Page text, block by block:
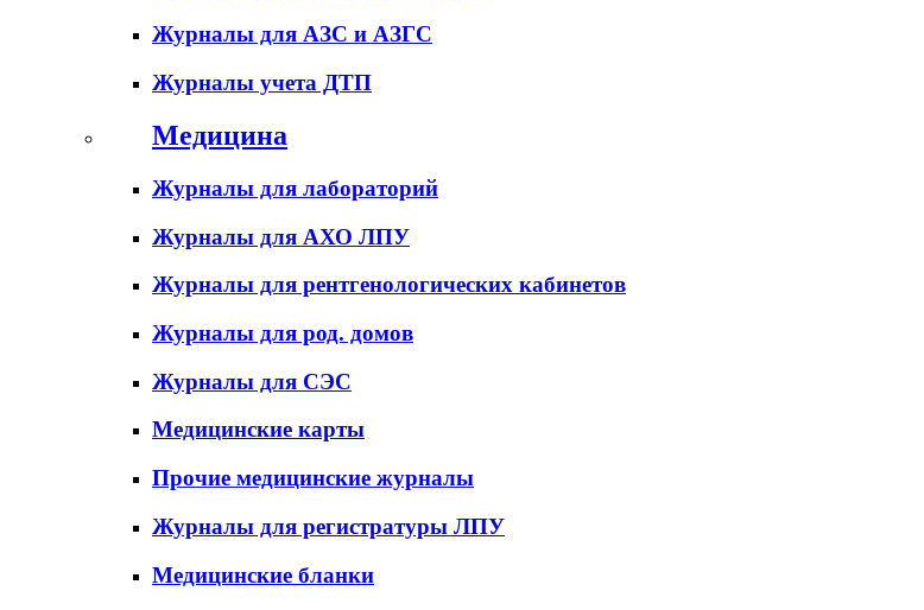
Журналы для АЗС и АЗГС
Журналы учета ДТП
Медицина
Журналы для лабораторий
Журналы для АХО ЛПУ
Журналы для рентгенологических кабинетов
Журналы для род. домов
Журналы для СЭС
Медицинские карты
Прочие медицинские журналы
Журналы для регистратуры ЛПУ
Медицинские бланки